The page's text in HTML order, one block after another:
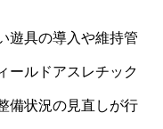
遊具の導入や維持管
ールドアスレチック
備状況の見直しが行